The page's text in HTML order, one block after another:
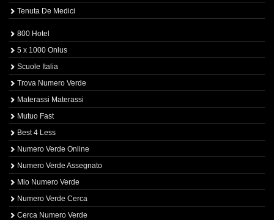
Tenuta De Medici
800 Hotel
5 x 1000 Onlus
Scuole Italia
Trova Numero Verde
Materassi Materassi
Mutuo Fast
Best 4 Less
Numero Verde Online
Numero Verde Assegnato
Mio Numero Verde
Numero Verde Cerca
Cerca Numero Verde